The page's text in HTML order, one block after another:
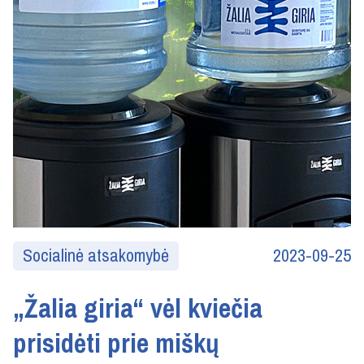
Socialinė atsakomybė 2023-09-25
„Žalia giria“ vėl kviečia
prisidėti prie miškų